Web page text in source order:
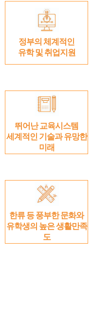
주요업무소개
위치 및 연락처
한국어채택교
TOPIK
한국문화교실
한글학교 소개
한글학교 공지사항
한글학교 행사 사진
유학 및 취업
유학 및 취업 정보 안내
한국유학
유학자료
현지 교육제도 소개
알림마당
알림마당
공지사항
행사사진
한국어
한국어
Português
정부의 체계적인
유학 및 취업지원
뛰어난 교육시스템
세계적인 기술과 유망한
미래
한류 등 풍부한 문화와
유학생의 높은 생활만족
도